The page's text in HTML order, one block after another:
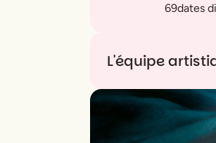
69dates
L'équipe
Distribution :Nathan
Gosselinou Simon
Lara Pegliasco
Tatiana Matre
(ou